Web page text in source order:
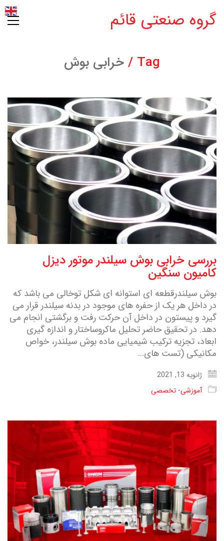
گروه صنعتی قائم
Tag / خرابی بوش
بررسی خرابی بوش سیلندر موتور ديزل
کامیون سنگین
بوش سیلندرقطعه ای استوانه ای شکل توخالی می باشد که
در داخل هر یک از حفره های موجود در بدنه سیلندر قرار می
گیرد و پیستون در داخل آن حرکت رفت و برگشتی انجام می
دهد. در تحقیق حاضر تحلیل ماکروساختار و اندازه گیری
ابعاد، تجزیه ترکیب شیمیایی ماده بوش سیلندر، خواص
مکانیکی (تست های…
ژانویه 13, 2021
آموزشی- تخصصی